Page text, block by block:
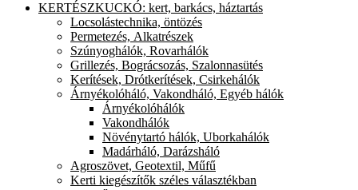
KERTÉSZKUCKÓ: kert, barkács, háztartás
Locsolástechnika, öntözés
Permetezés, Alkatrészek
Szúnyoghálók, Rovarhálók
Grillezés, Bográcsozás, Szalonnasütés
Kerítések, Drótkerítések, Csirkehálók
Árnyékolóháló, Vakondháló, Egyéb hálók
Árnyékolóhálók
Vakondhálók
Növénytartó hálók, Uborkahálók
Madárháló, Darázsháló
Agroszövet, Geotextil, Műfű
Kerti kiegészítők széles választékban